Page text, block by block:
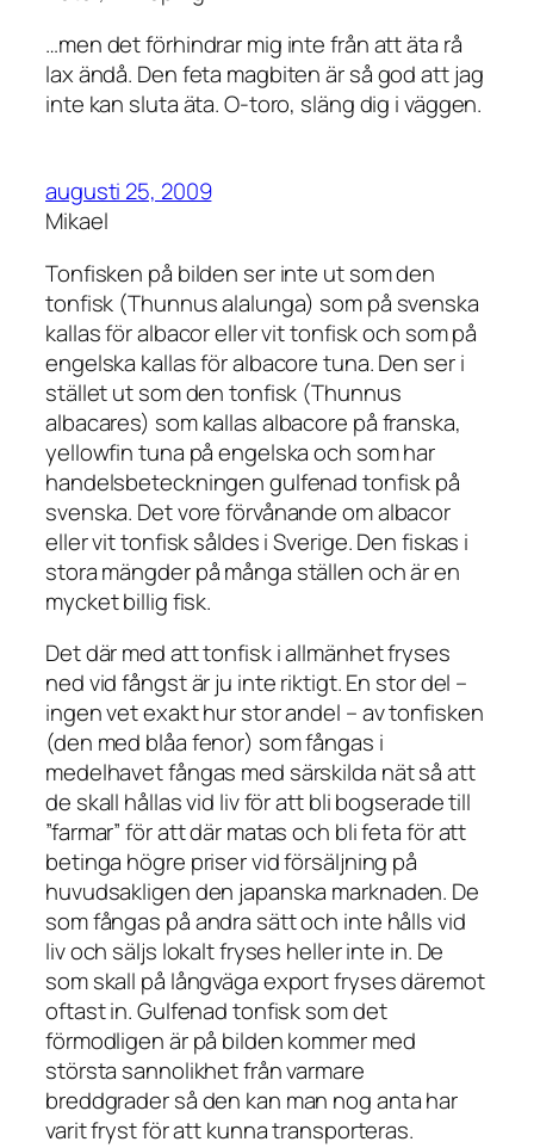
…men det förhindrar mig inte från att äta rå
lax ändå. Den feta magbiten är så god att jag
inte kan sluta äta. O-toro, släng dig i väggen.
augusti 25, 2009
Mikael
Tonfisken på bilden ser inte ut som den
tonfisk (Thunnus alalunga) som på svenska
kallas för albacor eller vit tonfisk och som på
engelska kallas för albacore tuna. Den ser i
stället ut som den tonfisk (Thunnus
albacares) som kallas albacore på franska,
yellowfin tuna på engelska och som har
handelsbeteckningen gulfenad tonfisk på
svenska. Det vore förvånande om albacor
eller vit tonfisk såldes i Sverige. Den fiskas i
stora mängder på många ställen och är en
mycket billig fisk.
Det där med att tonfisk i allmänhet fryses
ned vid fångst är ju inte riktigt. En stor del –
ingen vet exakt hur stor andel – av tonfisken
(den med blåa fenor) som fångas i
medelhavet fångas med särskilda nät så att
de skall hållas vid liv för att bli bogserade till
”farmar” för att där matas och bli feta för att
betinga högre priser vid försäljning på
huvudsakligen den japanska marknaden. De
som fångas på andra sätt och inte hålls vid
liv och säljs lokalt fryses heller inte in. De
som skall på långväga export fryses däremot
oftast in. Gulfenad tonfisk som det
förmodligen är på bilden kommer med
största sannolikhet från varmare
breddgrader så den kan man nog anta har
varit fryst för att kunna transporteras.